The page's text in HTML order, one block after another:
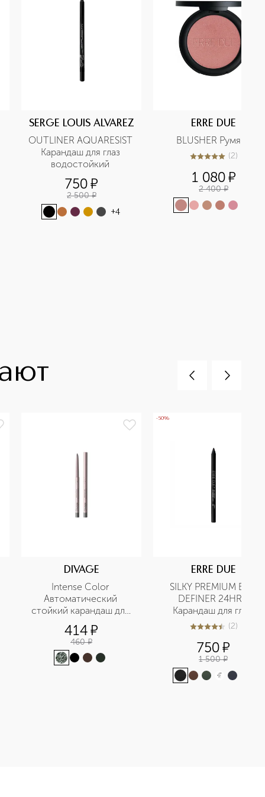
SERGE LOUIS ALVAREZ
OUTLINER AQUARESIST
Карандаш для глаз
750¤
2 500 ¤
+4
ERRE DUE
BLUSHER Румяна
5из 52 (2)
1 080¤
2 400 ¤
DIVAGE
Intense Color
Автоматический
стойкий карандаш для
глаз
414¤
460 ¤
-50%
ERRE DUE
SILKY PREMIUM EYE
DEFINER 24HRS
Карандаш для глаз
стойкий
4.5из52 (2)
750¤
1 500 ¤